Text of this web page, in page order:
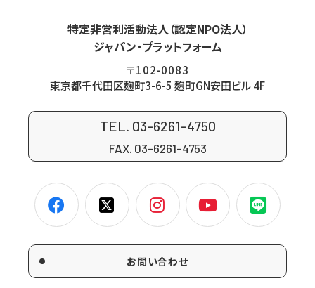
特定非営利活動法人（認定NPO法人）
ジャパン・プラットフォーム
〒102-0083
東京都千代田区麹町3-6-5 麹町GN安田ビル 4F
TEL. 03-6261-4750
FAX. 03-6261-4753
お問い合わせ